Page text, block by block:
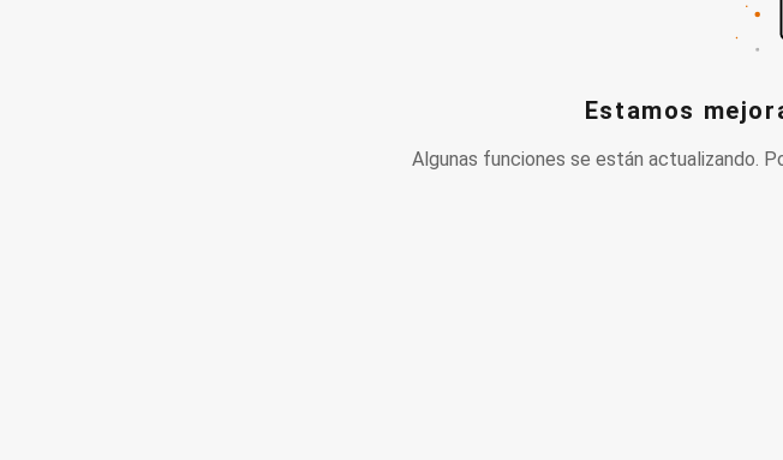
Estamos
Algunas funciones se están actualizando.